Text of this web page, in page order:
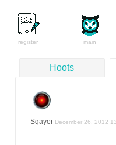
register main
Hoots
Sqayer December 26, 2012